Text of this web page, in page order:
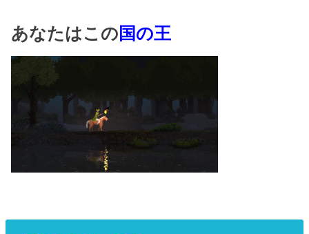
あなたはこの国の王